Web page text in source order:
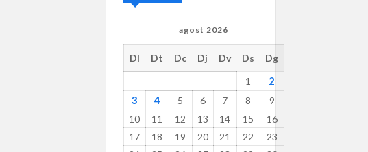
agost 2026
Dl Dt Dc Dj Dv Ds
Dg
1
2
3
4 5 6 7 8
9
10
11 12 13 14 15
16
17
18 19 20 21 22
23